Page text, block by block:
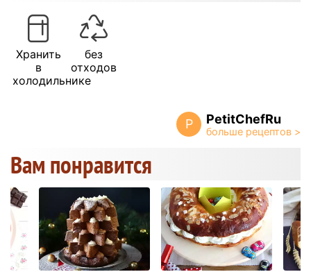
Хранить
в
холодильнике
без
отходов
P PetitChefRu
Вам понравится